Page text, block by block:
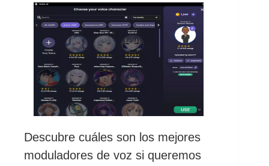
Descubre cuáles son los mejores
moduladores de voz si queremos